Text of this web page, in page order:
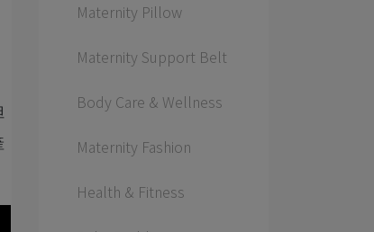
Maternity Pillow
Maternity Support Belt
Body Care & Wellness
Maternity Fashion
Health & Fitness